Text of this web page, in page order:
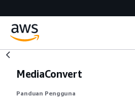
MediaConvert
Panduan Pengguna